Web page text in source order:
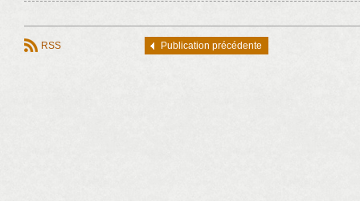
RSS Publication précédente